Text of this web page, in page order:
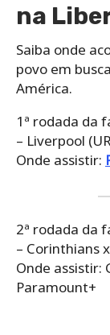
na
Saiba onde
povo em
América.
1ª rodada da
– Liverpool
Onde assistir:
2ª rodada da
– Corinthians
Onde assistir:
Paramount+